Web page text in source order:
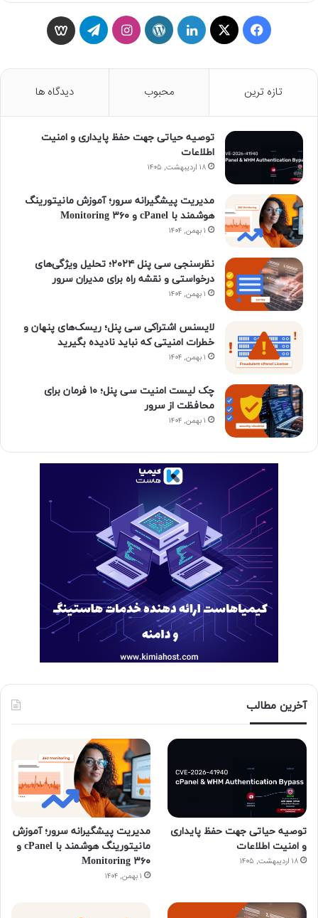
س
ب
X
ک
د
ا
ی
ن
د
پ
ر
س
س
ت
گ
ا
م
ر
ا
س
گ
و
تازه ترین محبوب دیدگاه ها
توصیه حیاتی جهت حفظ پایداری و امنیت
اطلاعات
۱۸ اردیبهشت, ۱۴۰۵
مدیریت پیشگیرانه سرور؛ آموزش مانیتورینگ
هوشمند با cPanel و ۳۶۰ Monitoring
۱ بهمن, ۱۴۰۴
نظرسنجی سی پنل ۲۰۲۴؛ تحلیل ویژگی‌های
درخواستی و نقشه راه برای مدیران سرور
۱ بهمن, ۱۴۰۴
لایسنس اشتراکی سی پنل؛ ریسک‌های پنهان و
خطرات امنیتی که نباید نادیده بگیرید
۱ بهمن, ۱۴۰۴
چک لیست امنیت سی پنل؛ ۱۰ فرمان برای
محافظت از سرور
۱ بهمن, ۱۴۰۴
آخرین مطالب
توصیه حیاتی جهت حفظ پایداری
و امنیت اطلاعات
۱۸ اردیبهشت, ۱۴۰۵
مدیریت پیشگیرانه سرور؛ آموزش
مانیتورینگ هوشمند با cPanel و
۳۶۰ Monitoring
۱ بهمن, ۱۴۰۴